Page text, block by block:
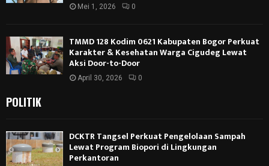
Mei 1, 2026 0
TMMD 128 Kodim 0621 Kabupaten Bogor Perkuat
Karakter & Kesehatan Warga Cigudeg Lewat
Aksi Door-to-Door
April 30, 2026 0
POLITIK
DCKTR Tangsel Perkuat Pengelolaan Sampah
Lewat Program Biopori di Lingkungan
Perkantoran